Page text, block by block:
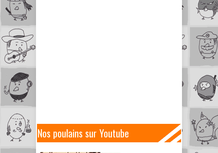
Nos poulains sur Youtube